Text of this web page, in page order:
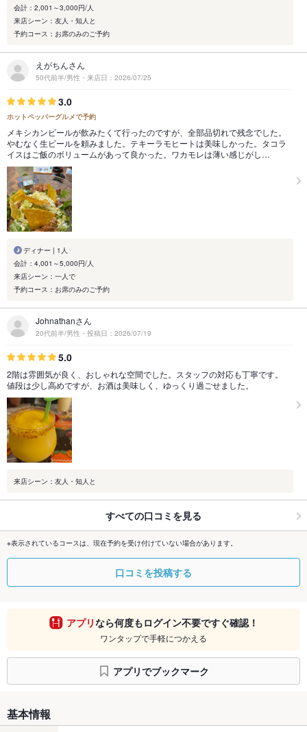
会計：2,001～3,000円/人
来店シーン：友人・知人と
予約コース：お席のみのご予約
えがちんさん
50代前半/男性・来店日：2026/07/25
3.0
ホットペッパーグルメで予約
メキシカンビールが飲みたくて行ったのですが、全部品切れで残念でした。
やむなく生ビールを頼みました。テキーラモヒートは美味しかった。タコラ
イスはご飯のボリュームがあって良かった。ワカモレは薄い感じがし…
ディナー | 1人
会計：4,001～5,000円/人
来店シーン：一人で
予約コース：お席のみのご予約
Johnathanさん
20代前半/男性・投稿日：2026/07/19
5.0
2階は雰囲気が良く、おしゃれな空間でした。スタッフの対応も丁寧です。
値段は少し高めですが、お酒は美味しく、ゆっくり過ごせました。
来店シーン：友人・知人と
すべての口コミを見る
※表示されているコースは、現在予約を受け付けていない場合があります。
口コミを投稿する
アプリなら何度もログイン不要ですぐ確認！
ワンタップで手軽につかえる
アプリでブックマーク
基本情報